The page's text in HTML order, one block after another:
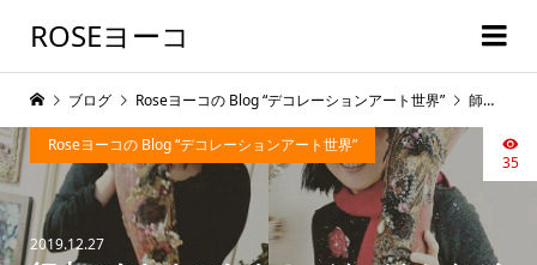
ROSEヨーコ
2019.12.27
Roseヨーコの Blog “デコレーションアート世界”
35
ブログ Roseヨーコの Blog “デコレーションアート世界” 師走！あれもこれも？ バタバタしながら 整理整頓（汗）ファイト～♬